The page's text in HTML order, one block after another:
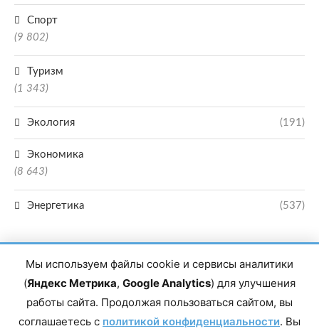
Спорт
(9 802)
Туризм
(1 343)
Экология (191)
Экономика
(8 643)
Энергетика (537)
Главный редактор сетевого издания Магомаев Тимур Нухович. Контакты
редакции: 8(988)-292-94-34 Почта: vestiskfo@gmail.com По вопросам
Мы используем файлы cookie и сервисы аналитики
(Яндекс Метрика, Google Analytics) для улучшения
работы сайта. Продолжая пользоваться сайтом, вы
соглашаетесь с политикой конфиденциальности. Вы